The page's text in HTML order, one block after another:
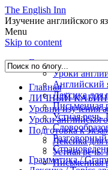
The English Inn
Изучение английского
Menu
Skip to content
Главная
Уроки
Английский
Лексика
Письменная
Устная речь.
Грамматика /
Главная
ЛИЧНЫЙ
Уровни изучения
Уроки
Подготовка к
Лексика
Устная речь.
Письменная